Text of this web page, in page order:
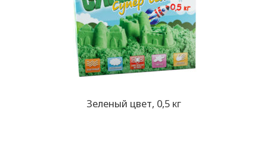
Зеленый цвет, 0,5 кг